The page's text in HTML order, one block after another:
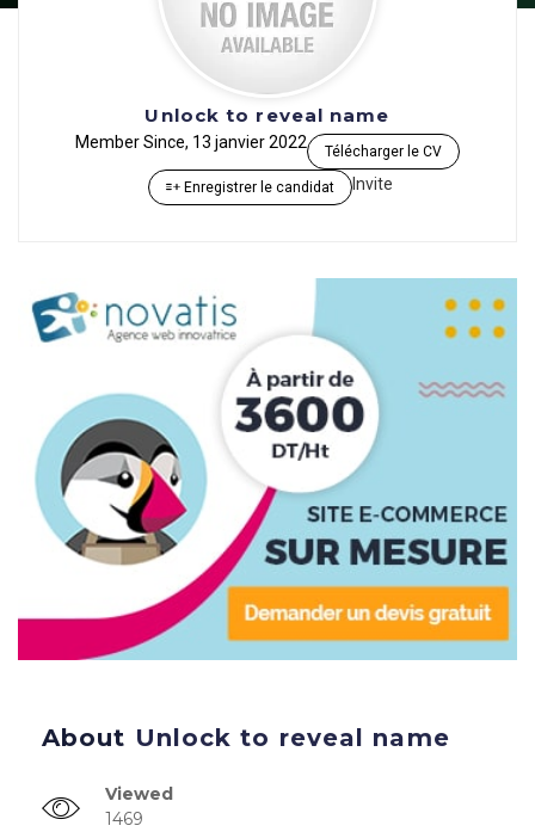
Unlock to reveal name
Member Since, 13 janvier 2022 Télécharger le CV
Enregistrer le candidat Invite
About Unlock to reveal name
Viewed
1469